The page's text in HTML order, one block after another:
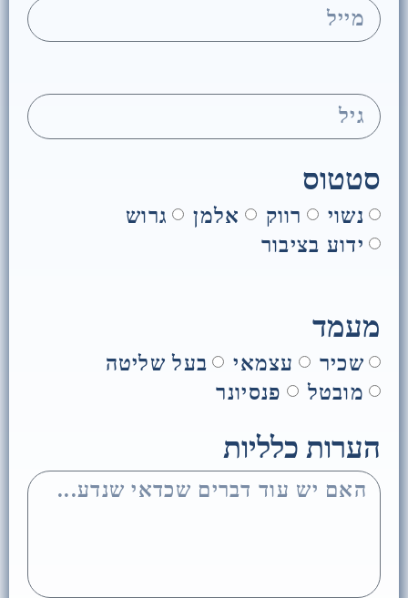
סטטוס
נשוי רווק אלמן
גרוש
ידוע בציבור
מעמד
שכיר עצמאי
בעל שליטה
מובטל
פנסיונר
הערות כלליות